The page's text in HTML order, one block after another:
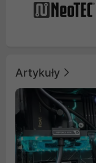
Artykuły